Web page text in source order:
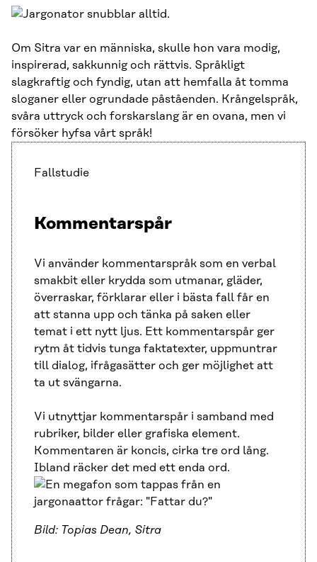
Om Sitra var en människa, skulle hon vara modig,
inspirerad, sakkunnig och rättvis. Språkligt
slagkraftig och fyndig, utan att hemfalla åt tomma
sloganer eller ogrundade påståenden. Krångelspråk,
svåra uttryck och forskarslang är en ovana, men vi
försöker hyfsa vårt språk!
Fallstudie
Kommentarspår
Vi använder kommentarspråk som en verbal
smakbit eller krydda som utmanar, gläder,
överraskar, förklarar eller i bästa fall får en
att stanna upp och tänka på saken eller
temat i ett nytt ljus. Ett kommentarspår ger
rytm åt tidvis tunga faktatexter, uppmuntrar
till dialog, ifrågasätter och ger möjlighet att
ta ut svängarna.
Vi utnyttjar kommentarspår i samband med
rubriker, bilder eller grafiska element.
Kommentaren är koncis, cirka tre ord lång.
Ibland räcker det med ett enda ord.
Bild: Topias Dean, Sitra